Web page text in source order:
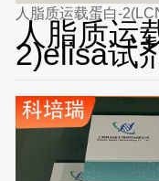
人脂质运载蛋白-
人脂质运
2)elisa试